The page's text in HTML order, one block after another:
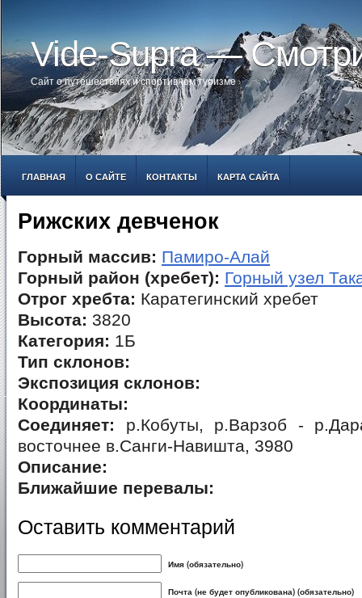
Vide-Supra —
Сайт о путешествиях и спортивном туризме
ГЛАВНАЯ О САЙТЕ КОНТАКТЫ КАРТА САЙТА
Рижских девченок
Горный массив: Памиро-Алай
Горный район (хребет): Горный узел
Отрог хребта: Каратегинский хребет
Высота: 3820
Категория: 1Б
Тип склонов:
Экспозиция склонов:
Координаты:
Соединяет: р.Кобуты, р.Варзоб -
восточнее в.Санги-Навишта, 3980
Описание:
Ближайшие перевалы:
Оставить комментарий
Имя (обязательно)
Почта (не будет опубликована) (обязательно)